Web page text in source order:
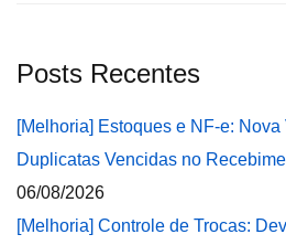
Posts Recentes
[Melhoria] Estoques e NF-e:
Duplicatas Vencidas no
06/08/2026
[Melhoria] Controle de Trocas: